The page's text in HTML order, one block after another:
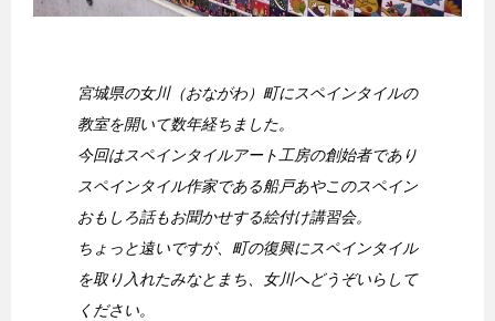
宮城県の女川（おながわ）町にスペインタイルの
教室を開いて数年経ちました。
今回はスペインタイルアート工房の創始者であり
スペインタイル作家である船戸あやこのスペイン
おもしろ話もお聞かせする絵付け講習会。
ちょっと遠いですが、町の復興にスペインタイル
を取り入れたみなとまち、女川へどうぞいらして
ください。